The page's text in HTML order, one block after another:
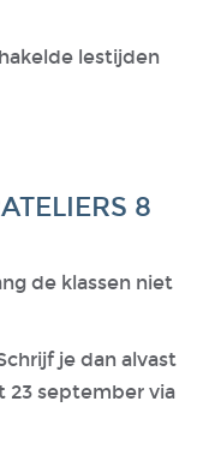
lestijden
8
de klassen niet
je dan alvast
23 september via